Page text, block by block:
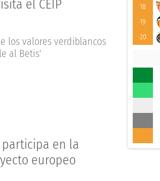
18
19
20
el CEIP
los valores verdiblancos
al Betis'
participa en la
europeo